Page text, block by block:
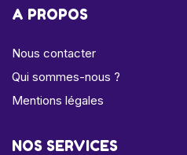
A PROPOS
Nous contacter
Qui sommes-nous ?
Mentions légales
NOS SERVICES